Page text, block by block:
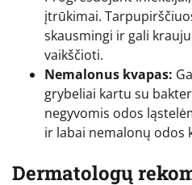
įtrūkimai.
skausmingi ir gali
vaikščioti.
Nemalonus kvapas:
grybeliai kartu su
negyvomis odos
ir labai nemalonų odos
Dermatologų